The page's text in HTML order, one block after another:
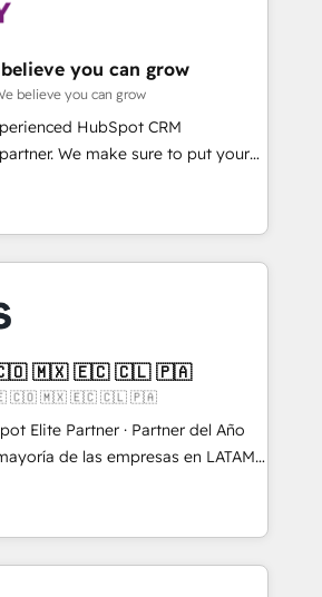
Sales & Marketing Alignment +
Custom Integrations & Data
we build. We fix what others
market reality—practical
🔄 Top 5% globally in client
companies ready to move
into unified systems that
results.
you can grow
believe you can grow
HubSpot CRM
We make sure to put your
and goals first and think along
We are only satisfied once
Marketing, Sales & Service
- Complex data
MS Dynamics, Perfect
- Custom integrations (e.g. MS
AX, SAP, Exact, AFAS) We
companies in the SME sector
SaaS, business services and
how important user adoption is.
developed a step-by-step
🇨🇴 🇲🇽 🇪🇨 🇨🇱 🇵🇦
🇵🇪 🇨🇴 🇲🇽 🇪🇨 🇨🇱 🇵🇦
Elite Partner · Partner del Año
de herramientas. Tienen un
Equipos desalineados, datos
que dependen de personas
Eso frena el crecimiento,